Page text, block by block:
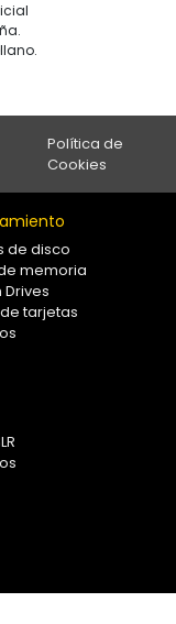
Política de
Cookies
de disco
memoria
Drives
tarjetas